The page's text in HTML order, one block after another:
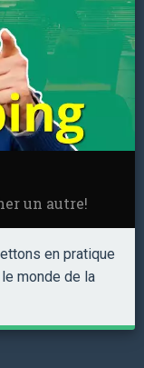
un autre!
en pratique
monde de la